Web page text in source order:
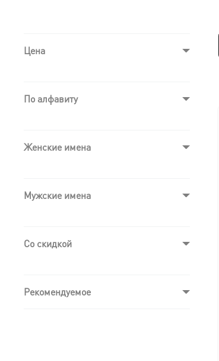
Цена
По алфавиту
Женские имена
Мужские имена
Со скидкой
Рекомендуемое